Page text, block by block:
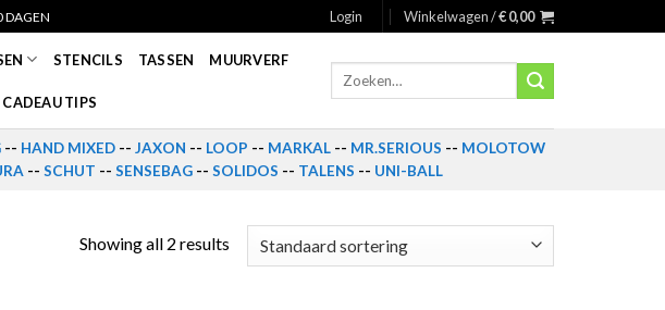
DAGEN Login Winkelwagen /€0,00
STENCILS TASSEN MUURVERF
CADEAU TIPS
Zoeken
-- HAND MIXED -- JAXON -- LOOP -- MARKAL -- MR.SERIOUS -- MOLOTOW
-- SCHUT -- SENSEBAG -- SOLIDOS -- TALENS -- UNI-BALL
Showing all 2 results